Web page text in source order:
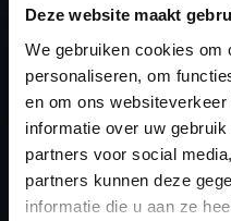
Deze website maakt
We gebruiken cookies om
personaliseren, om
en om ons
informatie over uw
partners voor social
partners kunnen deze
informatie die u aan ze
Standaard
Stage 1 vermogen:
Standaard koppel:
Stage 1 koppel: 240nm
ECU: Vitesco EMS2916
Uitleesmethode: